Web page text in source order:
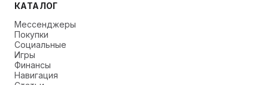
КАТАЛОГ
Мессенджеры
Покупки
Социальные
Игры
Финансы
Навигация